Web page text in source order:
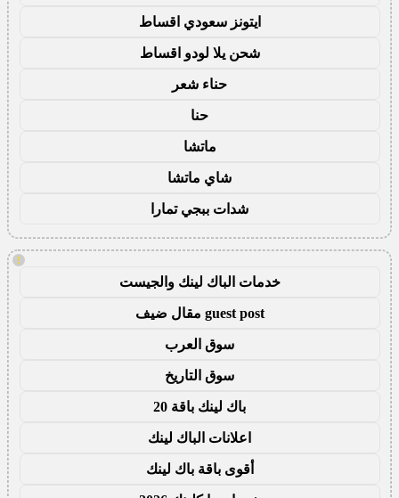
ايتونز سعودي اقساط
شحن يلا لودو اقساط
حناء شعر
حنا
ماتشا
شاي ماتشا
شدات ببجي تمارا
!
خدمات الباك لينك والجيست
guest post مقال ضيف
سوق العرب
سوق التاريخ
باك لينك باقة 20
اعلانات الباك لينك
أقوى باقة باك لينك